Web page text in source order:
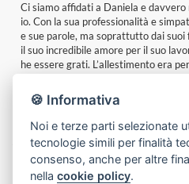
Qualità dei fiori , servizio e
Francesco mineo
Lascia una recensione
🍪 Informativa
Noi e terze parti selezionate
tecnologie simili per finalità
consenso, anche per altre
nellacookie policy.